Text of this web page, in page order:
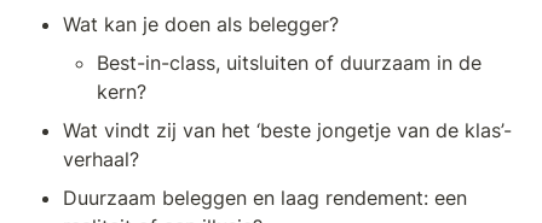
Wat kan je doen als belegger?
Best-in-class, uitsluiten of duurzaam in de
kern?
Wat vindt zij van het ‘beste jongetje van de klas’-
verhaal?
Duurzaam beleggen en laag rendement: een